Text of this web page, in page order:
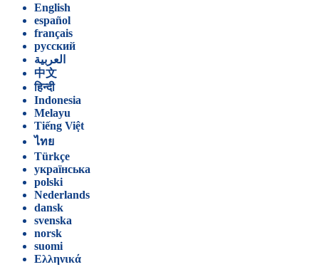
English
español
français
русский
العربية
中文
हिन्दी
Indonesia
Melayu
Tiếng Việt
ไทย
Türkçe
українська
polski
Nederlands
dansk
svenska
norsk
suomi
Ελληνικά